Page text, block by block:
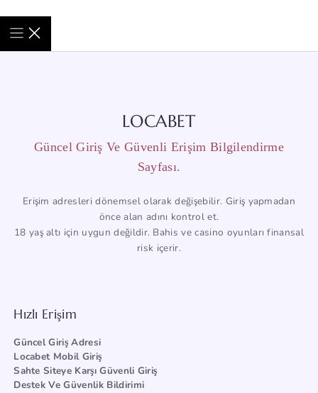
LOCABET
Güncel Giriş Ve Güvenli Erişim Bilgilendirme
Sayfası.
Erişim adresleri dönemsel olarak değişebilir. Giriş yapmadan
önce alan adını kontrol et.
18 yaş altı için uygun değildir. Bahis ve casino oyunları finansal
risk içerir.
Hızlı Erişim
Güncel Giriş Adresi
Locabet Mobil Giriş
Sahte Siteye Karşı Güvenli Giriş
Destek Ve Güvenlik Bildirimi